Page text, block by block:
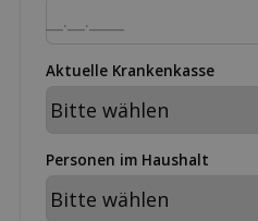
Aktuelle Krankenkasse
Personen im Haushalt